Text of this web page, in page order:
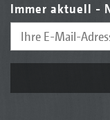
Immer aktuell -